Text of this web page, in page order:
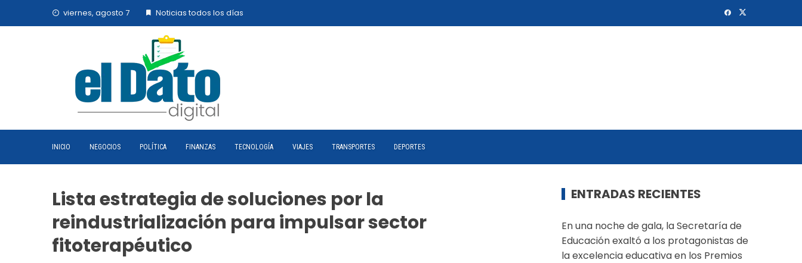
viernes, agosto 7 Noticias todos los días
INICIO NEGOCIOS POLÍTICA FINANZAS TECNOLOGÍA VIAJES TRANSPORTES DEPORTES
Lista estrategia de soluciones por la
reindustrialización para impulsar sector
fitoterapéutico
ENTRADAS RECIENTES
En una noche de gala, la Secretaría de
Educación exaltó a los protagonistas de
la excelencia educativa en los Premios